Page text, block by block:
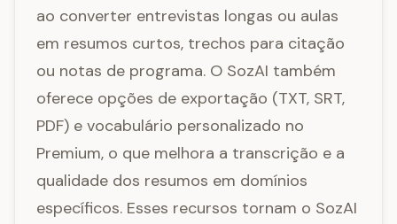
ao converter entrevistas longas ou aulas
em resumos curtos, trechos para citação
ou notas de programa. O SozAI também
oferece opções de exportação (TXT, SRT,
PDF) e vocabulário personalizado no
Premium, o que melhora a transcrição e a
qualidade dos resumos em domínios
específicos. Esses recursos tornam o SozAI